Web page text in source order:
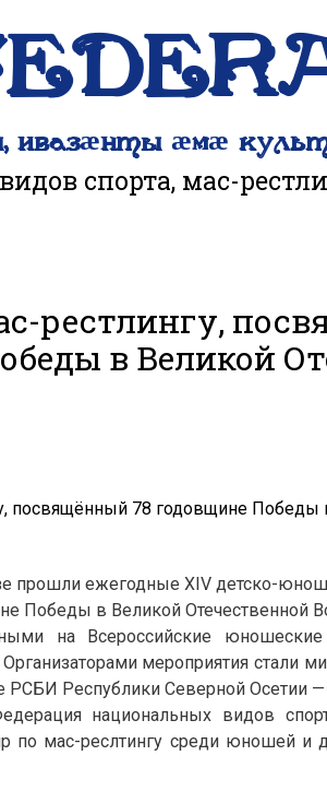
ивазӕнты ӕмӕ
спорта, мас-
рестлингу,
в Великой
прошли ежегодные XIV детско-
Победы в Великой Отечественной
на Всероссийские
мероприятия стали
РСБИ Республики Северной Осетии —
национальных видов
по мас-реслтингу среди юношей и